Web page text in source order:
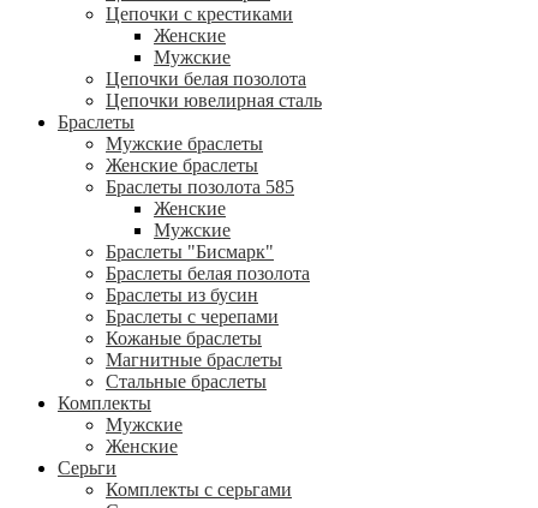
Цепочки с крестиками
Женские
Мужские
Цепочки белая позолота
Цепочки ювелирная сталь
Браслеты
Мужские браслеты
Женские браслеты
Браслеты позолота 585
Женские
Мужские
Браслеты "Бисмарк"
Браслеты белая позолота
Браслеты из бусин
Браслеты с черепами
Кожаные браслеты
Магнитные браслеты
Стальные браслеты
Комплекты
Мужские
Женские
Серьги
Комплекты с серьгами